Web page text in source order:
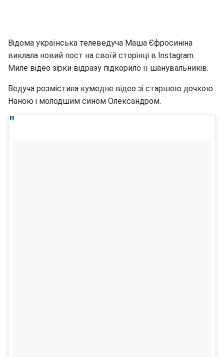
Відома українська телеведуча Маша Єфросиніна
виклала новий пост на своїй сторінці в Instagram.
Миле відео зірки відразу підкорило її шанувальників.
Ведуча розмістила кумедне відео зі старшою дочкою
Наною і молодшим сином Олександром.